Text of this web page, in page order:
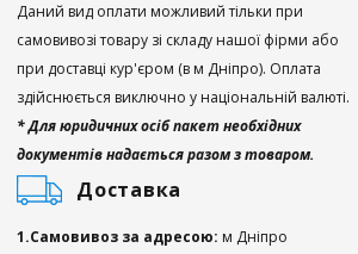
Даний вид оплати можливий тільки при
самовивозі товару зі складу нашої фірми або
при доставці кур'єром (в м Дніпро). Оплата
здійснюється виключно у національній валюті.
* Для юридичних осіб пакет необхідних
документів надається разом з товаром.
Доставка
1.Самовивоз за адресою: м Дніпро